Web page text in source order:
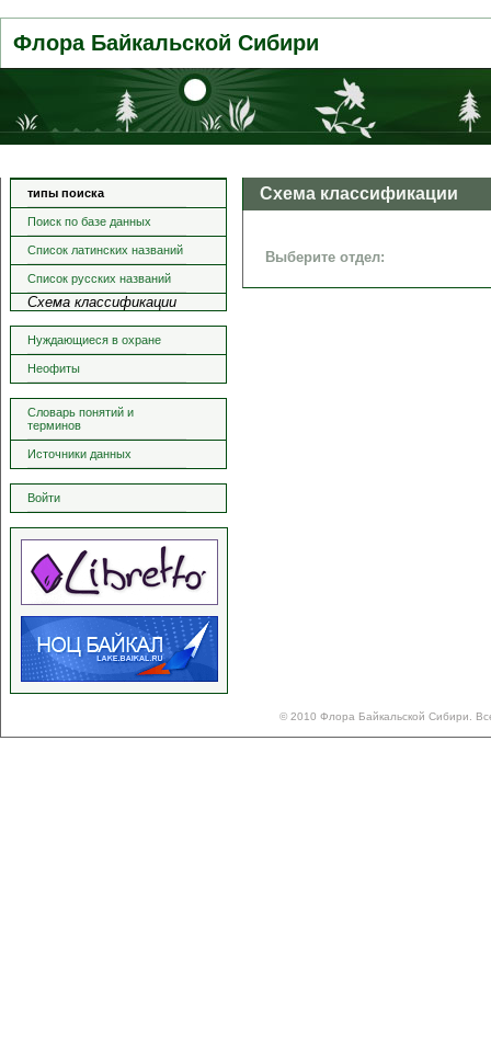
Флора Байкальской Сибири
типы поиска
Поиск по базе данных
Список латинских названий
Список русских названий
Схема классификации
Нуждающиеся в охране
Неофиты
Словарь понятий и
терминов
Источники данных
Войти
Схема классификации
Выберите отдел:
© 2010 Флора Байкальской Сибири.